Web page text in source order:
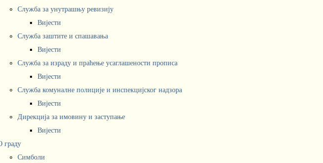
Служба за унутрашњу ревизију
Вијести
Служба заштите и спашавања
Вијести
Служба за израду и праћење усаглашености прописа
Вијести
Служба комуналне полиције и инспекцијског надзора
Вијести
Дирекција за имовину и заступање
Вијести
граду
Симболи